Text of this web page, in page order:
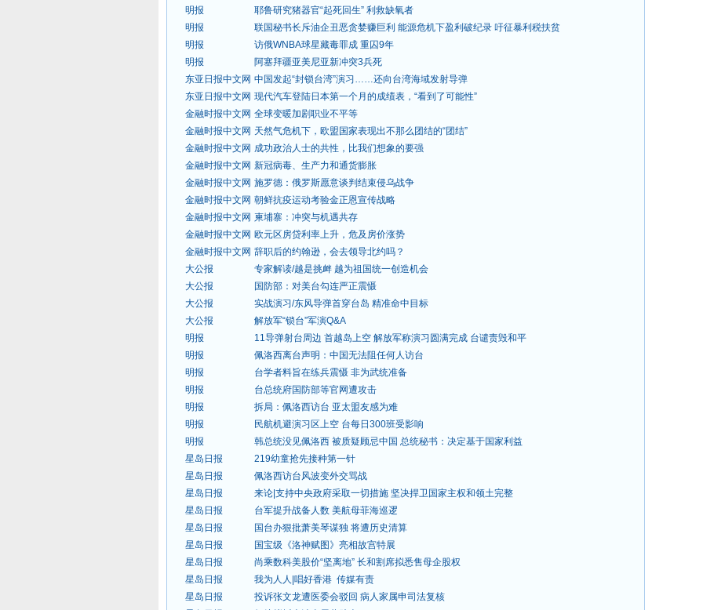
明报
耶鲁研究猪器官“起死回生” 利救缺氧者
明报
联国秘书长斥油企丑恶贪婪赚巨利 能源危机下盈利破纪录 吁征暴利税扶贫
明报
访俄WNBA球星藏毒罪成 重囚9年
明报
阿塞拜疆亚美尼亚新冲突3兵死
东亚日报中文网 中国发起“封锁台湾”演习……还向台湾海域发射导弹
东亚日报中文网 现代汽车登陆日本第一个月的成绩表，“看到了可能性”
金融时报中文网 全球变暖加剧职业不平等
金融时报中文网 天然气危机下，欧盟国家表现出不那么团结的“团结”
金融时报中文网 成功政治人士的共性，比我们想象的要强
金融时报中文网 新冠病毒、生产力和通货膨胀
金融时报中文网 施罗德：俄罗斯愿意谈判结束侵乌战争
金融时报中文网 朝鲜抗疫运动考验金正恩宣传战略
金融时报中文网 柬埔寨：冲突与机遇共存
金融时报中文网 欧元区房贷利率上升，危及房价涨势
金融时报中文网 辞职后的约翰逊，会去领导北约吗？
大公报
专家解读/越是挑衅 越为祖国统一创造机会
大公报
国防部：对美台勾连严正震慑
大公报
实战演习/东风导弹首穿台岛 精准命中目标
大公报
解放军“锁台”军演Q&A
明报
11导弹射台周边 首越岛上空 解放军称演习圆满完成 台谴责毁和平
明报
佩洛西离台声明：中国无法阻任何人访台
明报
台学者料旨在练兵震慑 非为武统准备
明报
台总统府国防部等官网遭攻击
明报
拆局：佩洛西访台 亚太盟友感为难
明报
民航机避演习区上空 台每日300班受影响
明报
韩总统没见佩洛西 被质疑顾忌中国 总统秘书：决定基于国家利益
星岛日报
219幼童抢先接种第一针
星岛日报
佩洛西访台风波变外交骂战
星岛日报
来论|支持中央政府采取一切措施 坚决捍卫国家主权和领土完整
星岛日报
台军提升战备人数 美航母菲海巡逻
星岛日报
国台办狠批萧美琴谋独 将遭历史清算
星岛日报
国宝级《洛神赋图》亮相故宫特展
星岛日报
尚乘数科美股价“坚离地” 长和割席拟悉售母企股权
星岛日报
我为人人|唱好香港 传媒有责
星岛日报
投诉张文龙遭医委会驳回 病人家属申司法复核